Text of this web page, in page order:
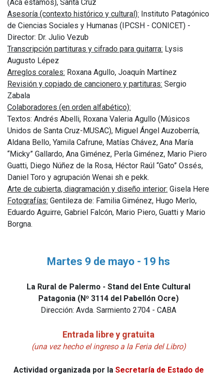
(Acá estamos), Santa Cruz
Asesoría (contexto histórico y cultural): Instituto Patagónico
de Ciencias Sociales y Humanas (IPCSH - CONICET) -
Director: Dr. Julio Vezub
Transcripción partituras y cifrado para guitarra: Lysis
Augusto Lépez
Arreglos corales: Roxana Agullo, Joaquín Martínez
Revisión y copiado de cancionero y partituras: Sergio
Zabala
Colaboradores (en orden alfabético):
Textos: Andrés Abelli, Roxana Valeria Agullo (Músicos
Unidos de Santa Cruz-MUSAC), Miguel Ángel Auzoberría,
Aldana Bello, Yamila Cafrune, Matías Chávez, Ana María
“Micky” Gallardo, Ana Giménez, Perla Giménez, Mario Piero
Guatti, Diego Núñez de la Rosa, Héctor Raúl “Gato” Ossés,
Daniel Toro y agrupación Wenai sh e pekk.
Arte de cubierta, diagramación y diseño interior: Gisela Here
Fotografías: Gentileza de: Familia Giménez, Hugo Merlo,
Eduardo Aguirre, Gabriel Falcón, Mario Piero, Guatti y Mario
Borgna.
Martes 9 de mayo - 19 hs
La Rural de Palermo - Stand del Ente Cultural
Patagonia (Nº 3114 del Pabellón Ocre)
Dirección: Avda. Sarmiento 2704 - CABA
Entrada libre y gratuita
(una vez hecho el ingreso a la Feria del Libro)
Actividad organizada por la Secretaría de Estado de